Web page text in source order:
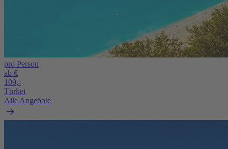
pro Person
ab €
109,-
Türkei
Alle Angebote